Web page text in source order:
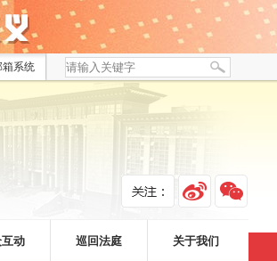
箱系统
动 巡回法庭 关于我们